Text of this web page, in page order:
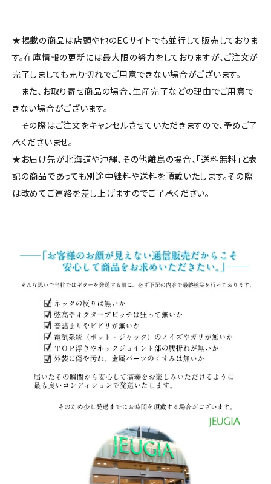
★掲載の商品は店頭や他のECサイトでも並行して販売しておりま
す。在庫情報の更新には最大限の努力をしておりますが、ご注文が
完了しましても売り切れでご用意できない場合がございます。
また、お取り寄せ商品の場合、生産完了などの理由でご用意で
きない場合がございます。
その際はご注文をキャンセルさせていただきますので、予めご了
承くださいませ。
★お届け先が北海道や沖縄、その他離島の場合、「送料無料」と表
記の商品であっても別途中継料や送料を頂戴いたします。その際
は改めてご連絡を差し上げますのでご了承ください。